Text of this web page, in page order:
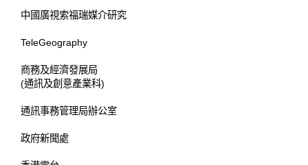
中國廣視索福瑞媒介研究
TeleGeography
商務及經濟發展局
(通訊及創意產業科)
通訊事務管理局辦公室
政府新聞處